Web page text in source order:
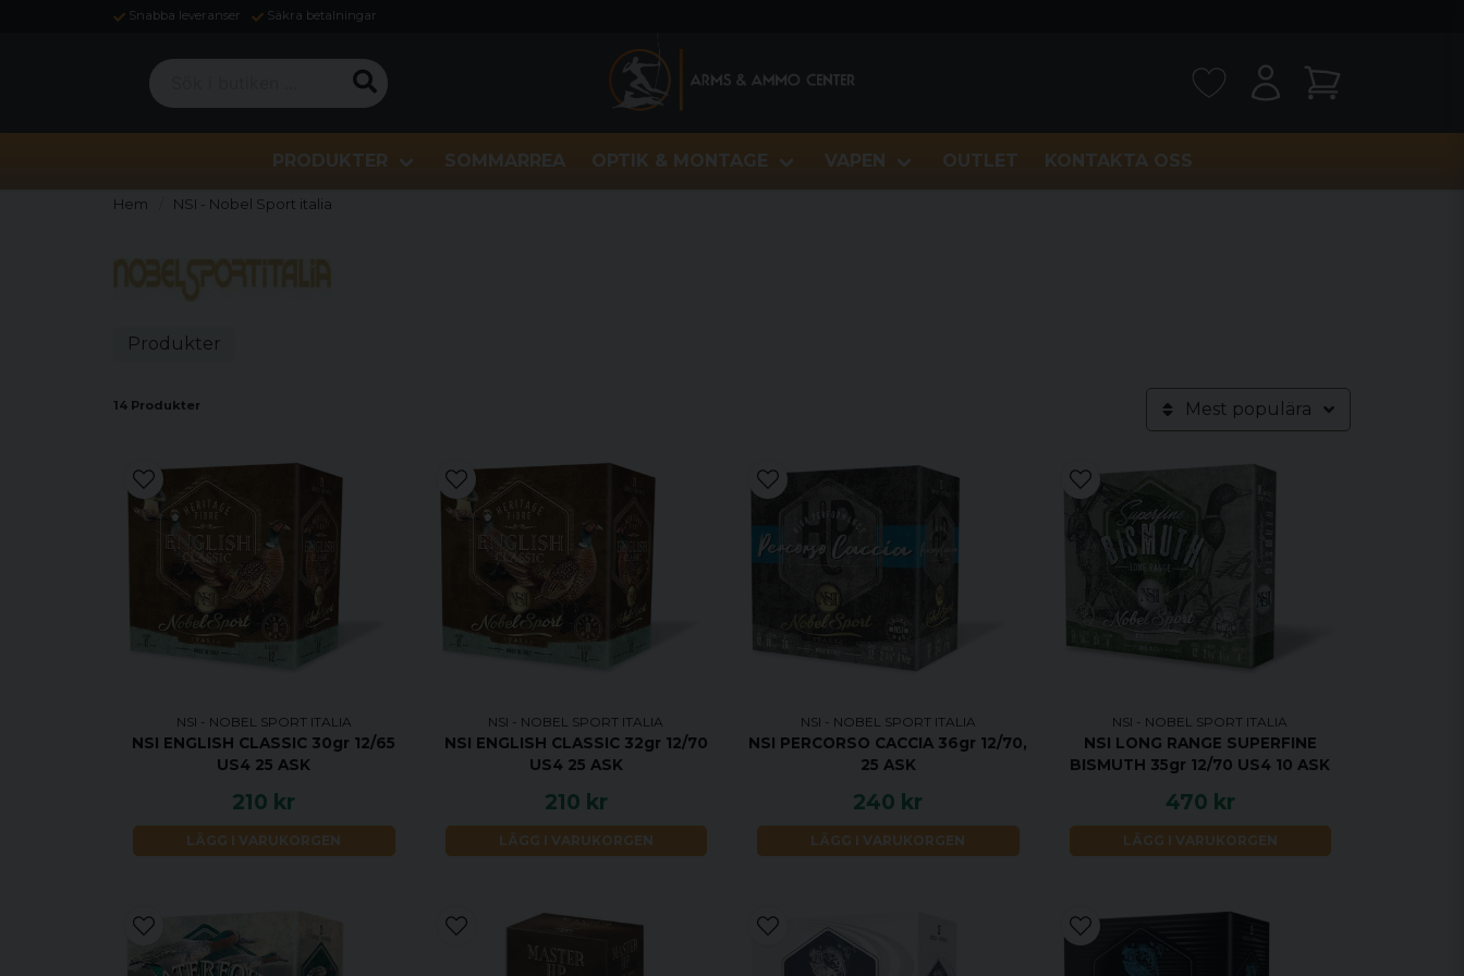
Snabba leveranser Säkra betalningar
Sök i butiken ...
PRODUKTER SOMMARREA OPTIK & MONTAGE VAPEN OUTLET KONTAKTA OSS
Hem NSI - Nobel Sport italia
Produkter
14 Produkter Mest populära
NSI - NOBEL SPORT ITALIA
NSI ENGLISH CLASSIC 30gr 12/65
US4 25 ASK
210 kr
LÄGG I VARUKORGEN
NSI - NOBEL SPORT ITALIA
NSI ENGLISH CLASSIC 32gr 12/70
US4 25 ASK
210 kr
LÄGG I VARUKORGEN
NSI - NOBEL SPORT ITALIA
NSI PERCORSO CACCIA 36gr 12/70,
25 ASK
240 kr
LÄGG I VARUKORGEN
NSI - NOBEL SPORT ITALIA
NSI LONG RANGE SUPERFINE
BISMUTH 35gr 12/70 US4 10 ASK
470 kr
LÄGG I VARUKORGEN